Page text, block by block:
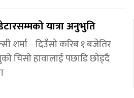
यात्रा अनुभुति
शर्मा दिउँसो करिब १ बजेतिर
चिसो हावालाई पछाडि छोड्दै